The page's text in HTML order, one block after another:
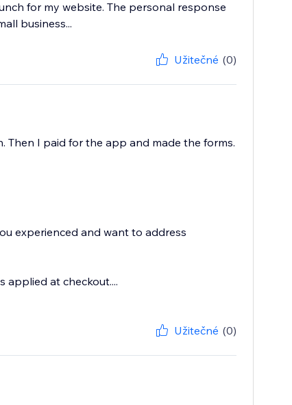
for my website. The personal response
business...
Užitečné (0)
Then I paid for the app and made the forms.
experienced and want to address
applied at checkout....
Užitečné (0)